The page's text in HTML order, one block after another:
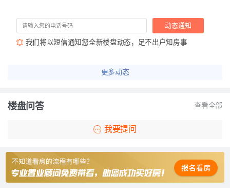
动态通知
我们将以短信通知您全新楼盘动态，足不出户知房事
更多动态
楼盘问答 查看全部
我要提问